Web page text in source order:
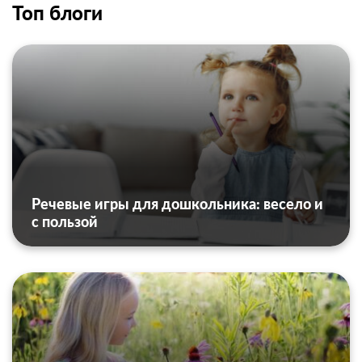
Топ блоги
Речевые игры для дошкольника: весело и
с пользой